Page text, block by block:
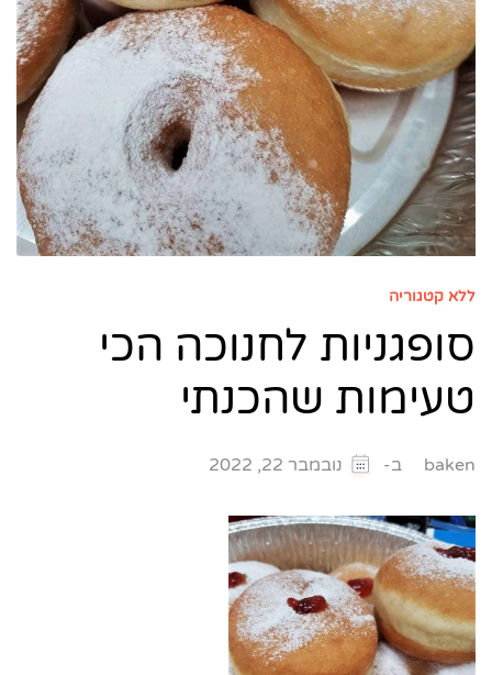
ללא קטגוריה
סופגניות לחנוכה הכי
טעימות שהכנתי
baken ב- נובמבר 22, 2022